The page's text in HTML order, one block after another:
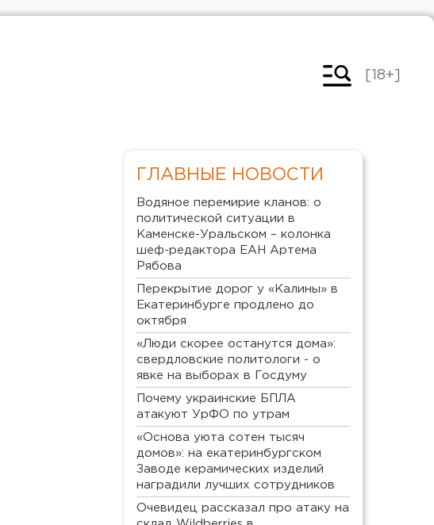
[18+]
ГЛАВНЫЕ НОВОСТИ
Водяное перемирие кланов: о
политической ситуации в
Каменске-Уральском – колонка
шеф-редактора ЕАН Артема
Рябова
Перекрытие дорог у «Калины» в
Екатеринбурге продлено до
октября
«Люди скорее останутся дома»:
свердловские политологи - о
явке на выборах в Госдуму
Почему украинские БПЛА
атакуют УрФО по утрам
«Основа уюта сотен тысяч
домов»: на екатеринбургском
Заводе керамических изделий
наградили лучших сотрудников
Очевидец рассказал про атаку на